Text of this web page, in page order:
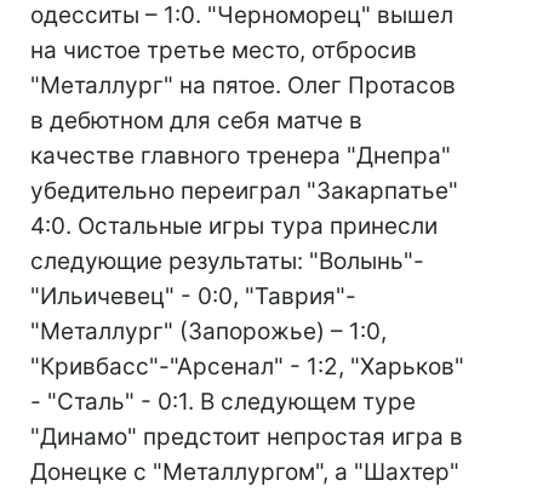
одесситы – 1:0. "Черноморец" вышел
на чистое третье место, отбросив
"Металлург" на пятое. Олег Протасов
в дебютном для себя матче в
качестве главного тренера "Днепра"
убедительно переиграл "Закарпатье"
4:0. Остальные игры тура принесли
следующие результаты: "Волынь"-
"Ильичевец" - 0:0, "Таврия"-
"Металлург" (Запорожье) – 1:0,
"Кривбасс"-"Арсенал" - 1:2, "Харьков"
- "Сталь" - 0:1. В следующем туре
"Динамо" предстоит непростая игра в
Донецке с "Металлургом", а "Шахтер"